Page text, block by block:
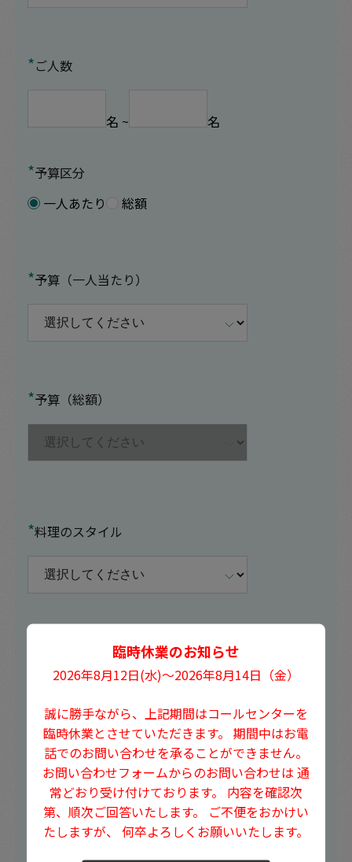
臨時休業のお知らせ
2026年8月12日(水)〜2026年8月14日（金）
誠に勝手ながら、上記期間はコールセンターを
臨時休業とさせていただきます。 期間中はお電
話でのお問い合わせを承ることができません。
お問い合わせフォームからのお問い合わせは 通
常どおり受け付けております。
内容を確認次
第、順次ご回答いたします。
ご不便をおかけい
たしますが、
何卒よろしくお願いいたします。
*ご人数
名 ~ 名
*予算区分
一人あたり
総額
*予算（一人当たり）
*予算（総額）
*料理のスタイル
イベントの詳細や相談したいこと